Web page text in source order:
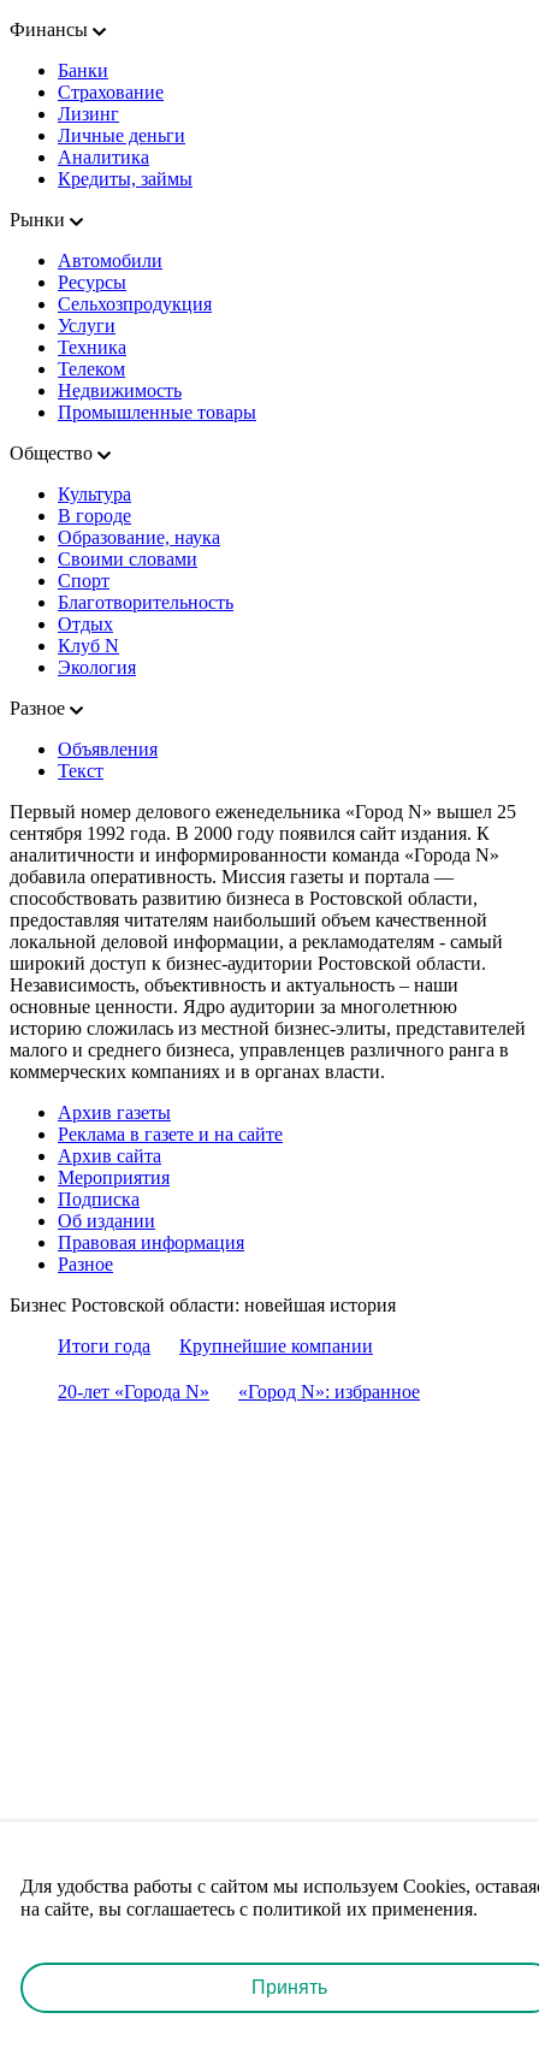
Финансы
Банки
Страхование
Лизинг
Личные деньги
Аналитика
Кредиты, займы
Рынки
Автомобили
Ресурсы
Сельхозпродукция
Услуги
Техника
Телеком
Недвижимость
Промышленные товары
Общество
Культура
В городе
Образование, наука
Своими словами
Спорт
Благотворительность
Отдых
Клуб N
Экология
Разное
Объявления
Текст
Первый номер делового еженедельника «Город N» вышел 25
сентября 1992 года. В 2000 году появился сайт издания. К
аналитичности и информированности команда «Города N»
добавила оперативность. Миссия газеты и портала —
способствовать развитию бизнеса в Ростовской области,
предоставляя читателям наибольший объем качественной
локальной деловой информации, а рекламодателям - самый
широкий доступ к бизнес-аудитории Ростовской области.
Независимость, объективность и актуальность – наши
основные ценности. Ядро аудитории за многолетнюю
историю сложилась из местной бизнес-элиты, представителей
малого и среднего бизнеса, управленцев различного ранга в
коммерческих компаниях и в органах власти.
Архив газеты
Реклама в газете и на сайте
Архив сайта
Мероприятия
Подписка
Об издании
Правовая информация
Разное
Бизнес Ростовской области: новейшая история
Итоги года
Крупнейшие компании
20-лет «Города N» «Город N»: избранное
Для удобства работы с сайтом мы используем Cookies,
на сайте, вы соглашаетесь с политикой их применения.
Принять